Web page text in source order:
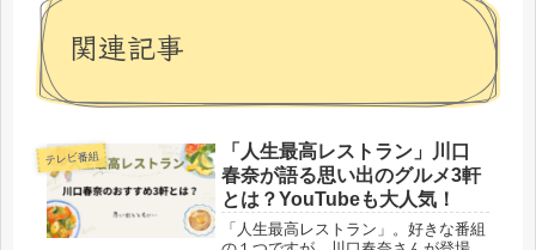
関連記事
テレビ番組
「人生最高レストラン」川口
春奈が語る思い出のグルメ3軒
とは？YouTubeも大人気！
「人生最高レストラン」。好きな番組